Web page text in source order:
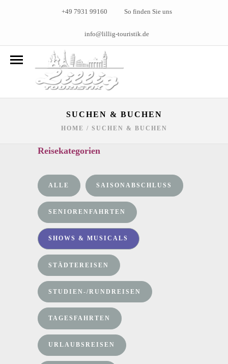
+49 7931 99160 So finden Sie uns
info@lillig-touristik.de
SUCHEN & BUCHEN
HOME / SUCHEN & BUCHEN
Reisekategorien
ALLE SAISONABSCHLUSS
SENIORENFAHRTEN
SHOWS & MUSICALS
STÄDTEREISEN
STUDIEN-/RUNDREISEN
TAGESFAHRTEN
URLAUBSREISEN